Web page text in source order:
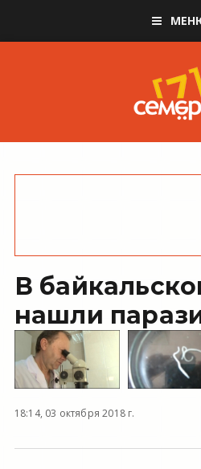
В
нашли
18:14, 03 октября 2018 г.